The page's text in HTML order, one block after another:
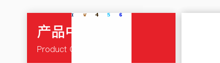
产品中心
Product Center